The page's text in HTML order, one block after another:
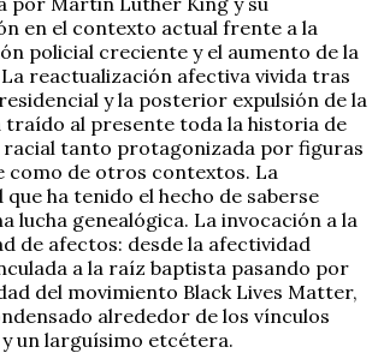
en el contexto actual frente a la
policial creciente y el aumento de la
reactualización afectiva vivida tras
y la posterior expulsión de la
traído al presente toda la historia de
racial tanto protagonizada por figuras
como de otros contextos. La
ha tenido el hecho de saberse
lucha genealógica. La invocación a la
de afectos: desde la afectividad
a la raíz baptista pasando por
del movimiento Black Lives Matter,
alrededor de los vínculos
un larguísimo etcétera.